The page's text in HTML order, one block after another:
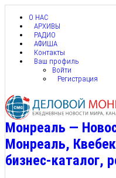
О НАС
АРХИВЫ
РАДИО
АФИША
Контакты
Ваш профиль
Войти
Регистрация
Монреаль —
Монреаль,
бизнес-каталог,